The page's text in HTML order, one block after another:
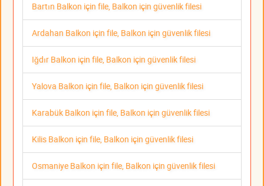
Bartın Balkon için file, Balkon için güvenlik filesi
Ardahan Balkon için file, Balkon için güvenlik filesi
Iğdır Balkon için file, Balkon için güvenlik filesi
Yalova Balkon için file, Balkon için güvenlik filesi
Karabük Balkon için file, Balkon için güvenlik filesi
Kilis Balkon için file, Balkon için güvenlik filesi
Osmaniye Balkon için file, Balkon için güvenlik filesi